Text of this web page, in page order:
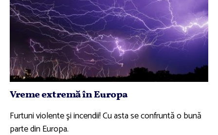
Vreme extremă în Europa
Furtuni violente şi incendii! Cu asta se confruntă o bună
parte din Europa.